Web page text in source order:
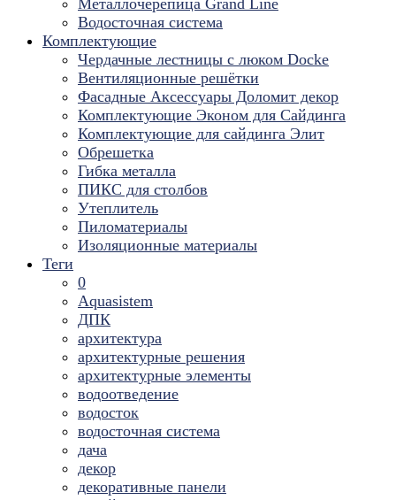
Металлочерепица Grand Line
Водосточная система
Комплектующие
Чердачные лестницы с люком Docke
Вентиляционные решётки
Фасадные Аксессуары Доломит декор
Комплектующие Эконом для Сайдинга
Комплектующие для cайдинга Элит
Обрешетка
Гибка металла
ПИКС для столбов
Утеплитель
Пиломатериалы
Изоляционные материалы
Теги
0
Aquasistem
ДПК
архитектура
архитектурные решения
архитектурные элементы
водоотведение
водосток
водосточная система
дача
декор
декоративные панели